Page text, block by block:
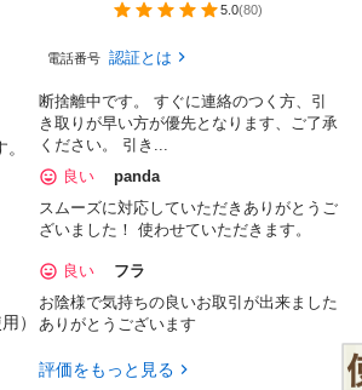
）
5.0(80)
電話番号 認証とは
断捨離中です。 すぐに連絡のつく方、引
き取りが早い方が優先となります、ご了承
ください。 引き...
良い
panda
スムーズに対応していただきありがとうご
ざいました！ 使わせていただきます。
良い
フラ
お陰様で気持ちの良いお取引が出来ました
ありがとうございます
評価をもっと見る